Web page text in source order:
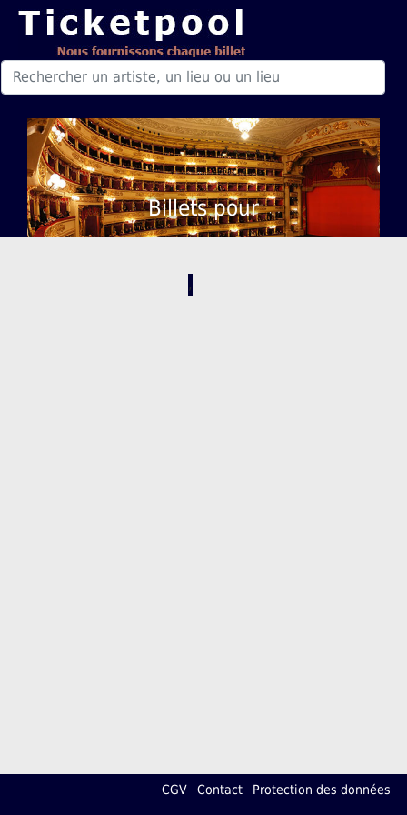
Billets pour
,
CGV Contact Protection des données